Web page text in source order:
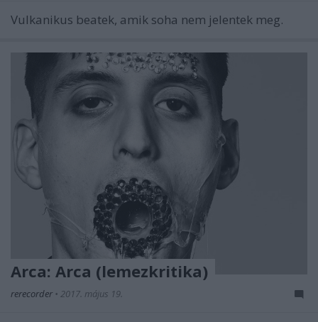
Vulkanikus beatek, amik soha nem jelentek meg.
Arca: Arca (lemezkritika)
rerecorder • 2017. május 19.